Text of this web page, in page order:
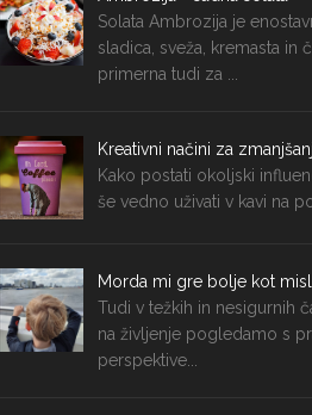
Solata Ambrozija je
sladica, sveža, kremasta in
primerna tudi za ...
Kreativni načini za
Kako postati okoljski
še vedno uživati v kavi na
Morda mi gre bolje kot
Tudi v težkih in nesigurnih
na življenje pogledamo s
perspektive...